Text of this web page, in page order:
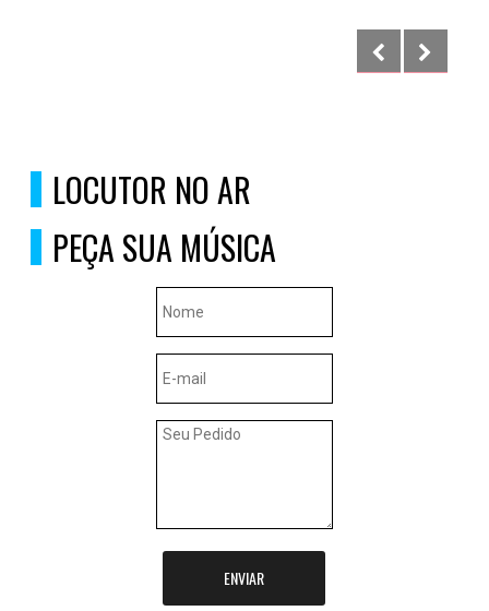
LOCUTOR NO AR
PEÇA SUA MÚSICA
ENVIAR